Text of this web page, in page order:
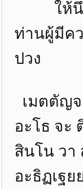
ให้นึก
ท่านผู้มีค
ปวง
เมตตัญ
อะโธ จะ
สินโน วา
อะธิฏเฐ